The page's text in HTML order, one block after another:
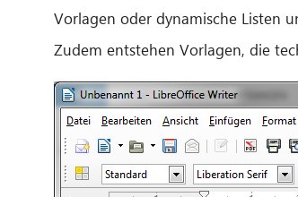
Vorlagen oder dynamische Listen
Zudem entstehen Vorlagen, die